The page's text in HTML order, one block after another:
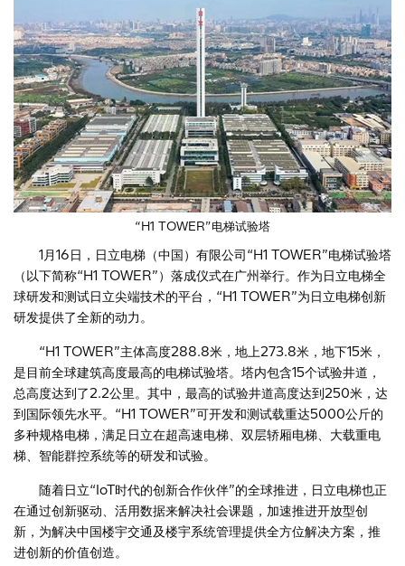
“H1 TOWER”电梯试验塔
1月16日，日立电梯（中国）有限公司“H1 TOWER”电梯试验塔
（以下简称“H1 TOWER”）落成仪式在广州举行。作为日立电梯全
球研发和测试日立尖端技术的平台，“H1 TOWER”为日立电梯创新
研发提供了全新的动力。
“H1 TOWER”主体高度288.8米，地上273.8米，地下15米，
是目前全球建筑高度最高的电梯试验塔。塔内包含15个试验井道，
总高度达到了2.2公里。其中，最高的试验井道高度达到250米，达
到国际领先水平。“H1 TOWER”可开发和测试载重达5000公斤的
多种规格电梯，满足日立在超高速电梯、双层轿厢电梯、大载重电
梯、智能群控系统等的研发和试验。
随着日立“IoT时代的创新合作伙伴”的全球推进，日立电梯也正
在通过创新驱动、活用数据来解决社会课题，加速推进开放型创
新，为解决中国楼宇交通及楼宇系统管理提供全方位解决方案，推
进创新的价值创造。